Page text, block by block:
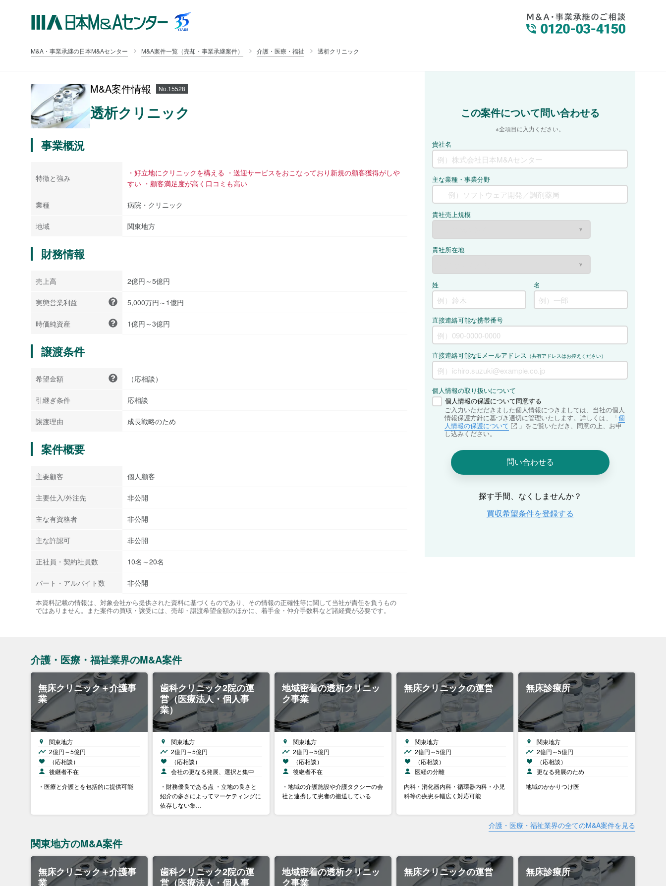
M&A・事業承継の日本M&Aセンター M&A案件一覧（売却・事業承継案件） 介護・医療・福祉 透析クリニック
M&A案件情報 No.15528
透析クリニック
事業概況
特徴と強み
・好立地にクリニックを構える ・送迎サービスをおこなっており新規の顧客獲得がしや
すい ・顧客満足度が高く口コミも高い
業種 病院・クリニック
地域 関東地方
財務情報
売上高 2億円～5億円
実態営業利益 5,000万円～1億円
時価純資産 1億円～3億円
譲渡条件
希望金額 （応相談）
引継ぎ条件 応相談
譲渡理由 成長戦略のため
案件概要
主要顧客 個人顧客
主要仕入/外注先 非公開
主な有資格者 非公開
主な許認可 非公開
正社員・契約社員数 10名～20名
パート・アルバイト数 非公開
本資料記載の情報は、対象会社から提供された資料に基づくものであり、その情報の正確性等に関して当社が責任を負うもの
ではありません。また案件の買収・譲受には、売却・譲渡希望金額のほかに、着手金・仲介手数料など諸経費が必要です。
介護・医療・福祉業界のM&A案件
無床クリニック＋介護事
業
関東地方
2億円～5億円
（応相談）
後継者不在
・医療と介護とを包括的に提供可能
歯科クリニック2院の運
営（医療法人・個人事
業）
関東地方
2億円～5億円
（応相談）
会社の更なる発展、選択と集中
・財務優良である点 ・立地の良さと
紹介の多さによってマーケティングに
依存しない集…
地域密着の透析クリニッ
ク事業
関東地方
2億円～5億円
（応相談）
後継者不在
・地域の介護施設や介護タクシーの会
社と連携して患者の搬送している
無床クリニックの運営
関東地方
2億円～5億円
（応相談）
医経の分離
内科・消化器内科・循環器内科・小児
科等の疾患を幅広く対応可能
無床診療所
関東地方
2億円～5億円
（応相談）
更なる発展のため
地域のかかりつけ医
介護・医療・福祉業界の全てのM&A案件を見る
関東地方のM&A案件
無床クリニック＋介護事
業
歯科クリニック2院の運
営（医療法人・個人事
地域密着の透析クリニッ
ク事業
無床クリニックの運営 無床診療所